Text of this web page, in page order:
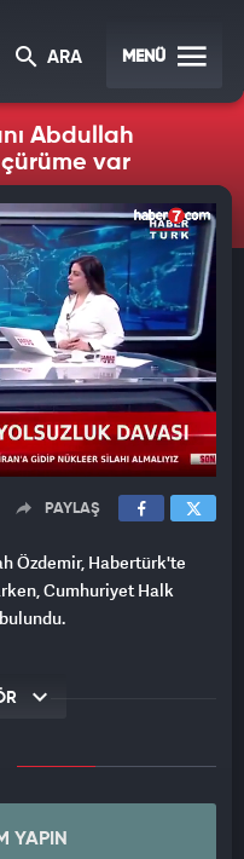
ARA MENÜ
Abdullah
var
PAYLAŞ
Özdemir, Habertürk'te
Cumhuriyet Halk
YAPIN